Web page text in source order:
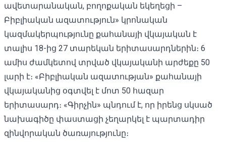
ավետարանական, բողոքական եկեղեցի –
Բիբլիական ազատություն» կրոնական
կազմակերպությունը քահանայի վկայական է
տալիս 18-ից 27 տարեկան երիտասարդներին։ 6
ամիս ժամկետով տրված վկայականի արժեքը 50
լարի է։ «Բիբլիական ազատության» քահանայի
վկայականից օգտվել է մոտ 50 հազար
երիտասարդ։ «Գիրչին» պնդում է, որ իրենց սկսած
նախագիծը փաստացի չեղարկել է պարտադիր
զինվորական ծառայությունը։